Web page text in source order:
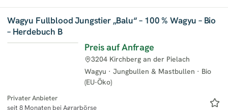
Wagyu Fullblood Jungstier „Balu“ – 100 % Wagyu – Bio
– Herdebuch B
Preis auf Anfrage
Wagyu · Jungbullen & Mastbullen · Bio
(EU-Öko)
3204 Kirchberg an der Pielach
Privater Anbieter
seit 8 Monaten bei Agrarbörse